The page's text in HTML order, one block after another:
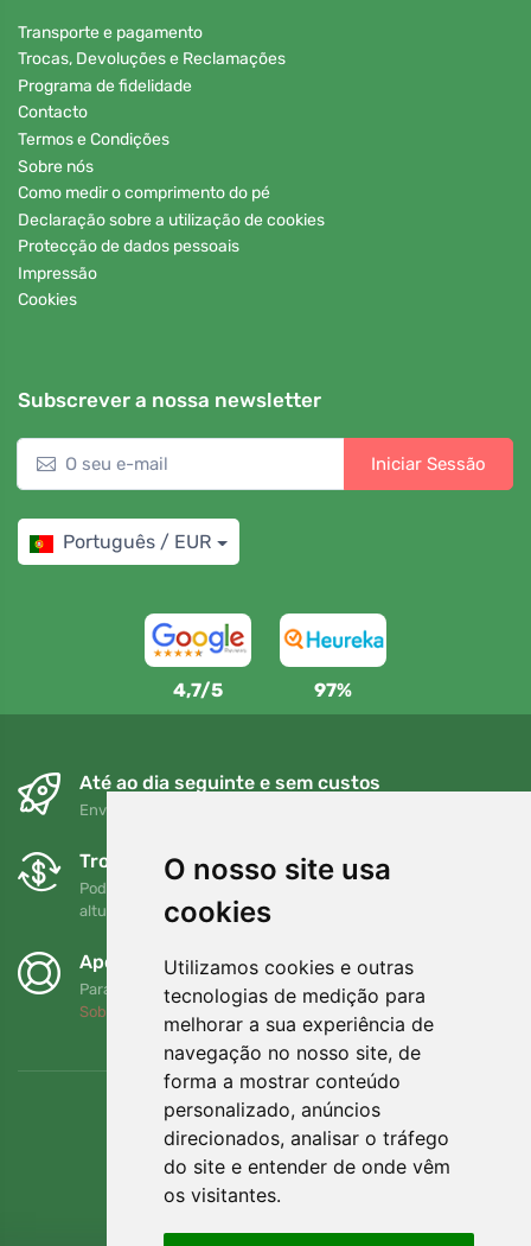
O nosso site usa
cookies
Utilizamos cookies e outras
tecnologias de medição para
melhorar a sua experiência de
navegação no nosso site, de
forma a mostrar conteúdo
personalizado, anúncios
direcionados, analisar o tráfego
do site e entender de onde vêm
os visitantes.
Transporte e pagamento
Trocas, Devoluções e Reclamações
Programa de fidelidade
Contacto
Termos e Condições
Sobre nós
Como medir o comprimento do pé
Declaração sobre a utilização de cookies
Protecção de dados pessoais
Impressão
Cookies
Subscrever a nossa newsletter
Iniciar Sessão
Português / EUR
4,7/5 97%
Até ao dia seguinte e sem custos
Envio gratuito para encomendas superiores a 80 EUR
Trocas e devoluções gratuitas
Pode devolver ou trocar a sua encomenda em qualquer
altura no prazo de 90 dias
Apoiamos a Trees.org
Para cada encomenda plantamos uma árvore! Leia mais
Sobre nós